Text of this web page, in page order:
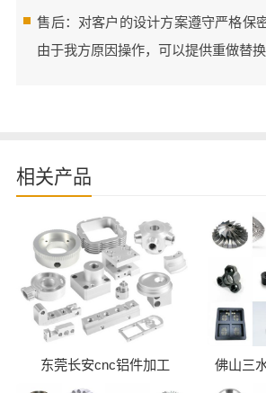
售后：对客户的设计方案遵守严格保
由于我方原因操作，可以提供重做替换
相关产品
东莞长安cnc铝件加工 佛山三